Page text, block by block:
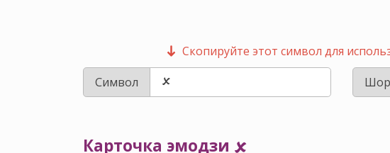
Скопируйте этот символ для
Символ
Карточка эмодзи 🗴